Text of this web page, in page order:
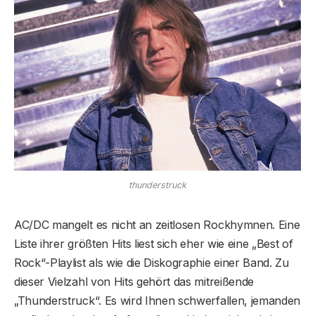
thunderstruck
AC/DC mangelt es nicht an zeitlosen Rockhymnen. Eine
Liste ihrer größten Hits liest sich eher wie eine „Best of
Rock“-Playlist als wie die Diskographie einer Band. Zu
dieser Vielzahl von Hits gehört das mitreißende
„Thunderstruck“. Es wird Ihnen schwerfallen, jemanden